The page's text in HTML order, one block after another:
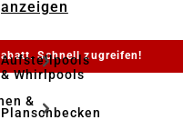
&
anzeigen
Aufstellpools
& Whirlpools
Planschbecken
Schnell zugreifen!